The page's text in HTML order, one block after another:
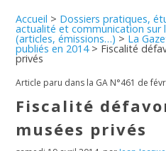
Accueil > Dossiers pratiques,
actualité et communication sur
(articles, émissions…) > La
publiés en 2014> Fiscalité
privés
Article paru dans la GA N°461 de
Fiscalité
musées privés